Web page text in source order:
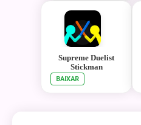
Supreme Duelist
Stickman
BAIXAR